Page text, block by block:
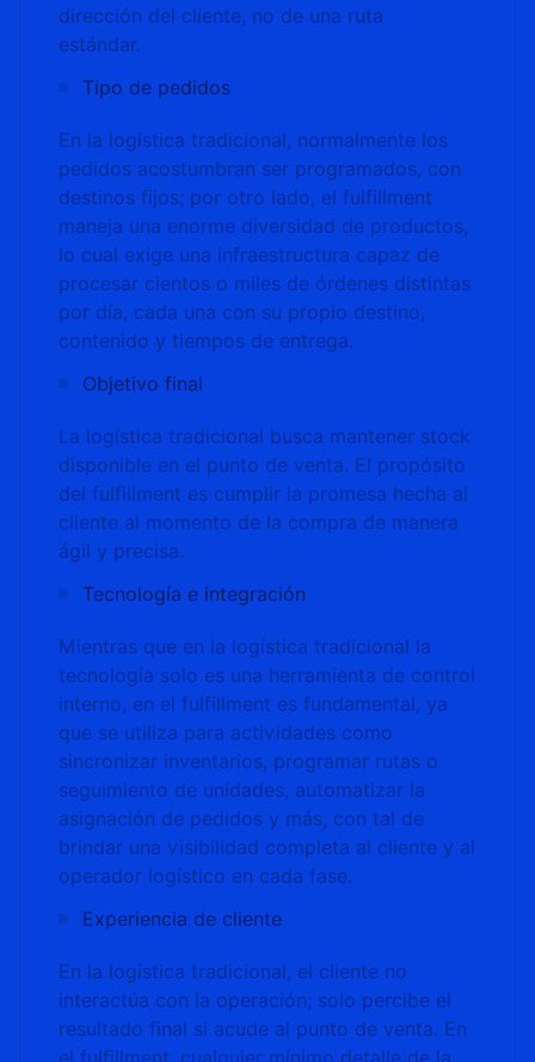
dirección del cliente, no de una ruta
estándar.
Tipo de pedidos
En la logística tradicional, normalmente los
pedidos acostumbran ser programados, con
destinos fijos; por otro lado, el fulfillment
maneja una enorme diversidad de productos,
lo cual exige una infraestructura capaz de
procesar cientos o miles de órdenes distintas
por día, cada una con su propio destino,
contenido y tiempos de entrega.
Objetivo final
La logística tradicional busca mantener stock
disponible en el punto de venta. El propósito
del fulfillment es cumplir la promesa hecha al
cliente al momento de la compra de manera
ágil y precisa.
Tecnología e integración
Mientras que en la logística tradicional la
tecnología solo es una herramienta de control
interno, en el fulfillment es fundamental, ya
que se utiliza para actividades como
sincronizar inventarios, programar rutas o
seguimiento de unidades, automatizar la
asignación de pedidos y más, con tal de
brindar una visibilidad completa al cliente y al
operador logístico en cada fase.
Experiencia de cliente
En la logística tradicional, el cliente no
interactúa con la operación; solo percibe el
resultado final si acude al punto de venta. En